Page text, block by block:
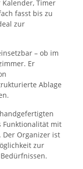
Timer
fasst bis zu
zur
– ob im
Er
Ablage
Funktionalität mit
Organizer ist
zur